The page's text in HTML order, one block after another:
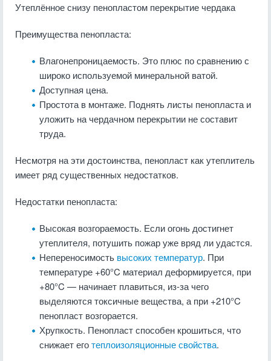
Утеплённое снизу пенопластом перекрытие чердака
Преимущества пенопласта:
Влагонепроницаемость. Это плюс по сравнению с
широко используемой минеральной ватой.
Доступная цена.
Простота в монтаже. Поднять листы пенопласта и
уложить на чердачном перекрытии не составит
труда.
Несмотря на эти достоинства, пенопласт как утеплитель
имеет ряд существенных недостатков.
Недостатки пенопласта:
Высокая возгораемость. Если огонь достигнет
утеплителя, потушить пожар уже вряд ли удастся.
Непереносимость высоких температур. При
температуре +60°C материал деформируется, при
+80°C — начинает плавиться, из-за чего
выделяются токсичные вещества, а при +210°C
пенопласт возгорается.
Хрупкость. Пенопласт способен крошиться, что
снижает еготеплоизоляционные свойства.